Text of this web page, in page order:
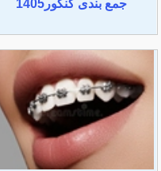
جمع بندی کنکور1405